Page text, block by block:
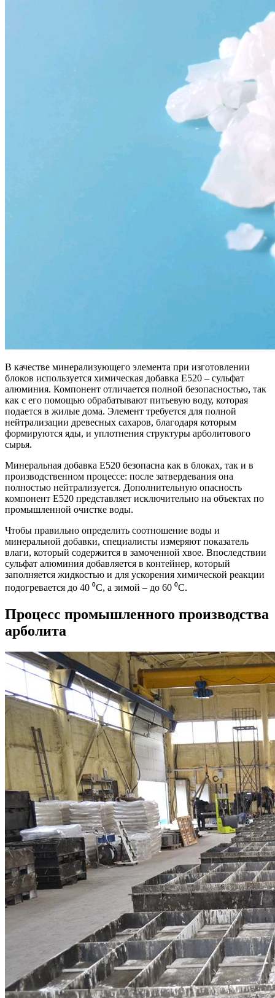
В качестве минерализующего элемента при изготовлении
блоков используется химическая добавка Е520 – сульфат
алюминия. Компонент отличается полной безопасностью, так
как с его помощью обрабатывают питьевую воду, которая
подается в жилые дома. Элемент требуется для полной
нейтрализации древесных сахаров, благодаря которым
формируются яды, и уплотнения структуры арболитового
сырья.
Минеральная добавка Е520 безопасна как в блоках, так и в
производственном процессе: после затвердевания она
полностью нейтрализуется. Дополнительную опасность
компонент Е520 представляет исключительно на объектах по
промышленной очистке воды.
Чтобы правильно определить соотношение воды и
минеральной добавки, специалисты измеряют показатель
влаги, который содержится в замоченной хвое. Впоследствии
сульфат алюминия добавляется в контейнер, который
заполняется жидкостью и для ускорения химической реакции
подогревается до 40 ⁰С, а зимой – до 60 ⁰С.
Процесс промышленного производства
арболита